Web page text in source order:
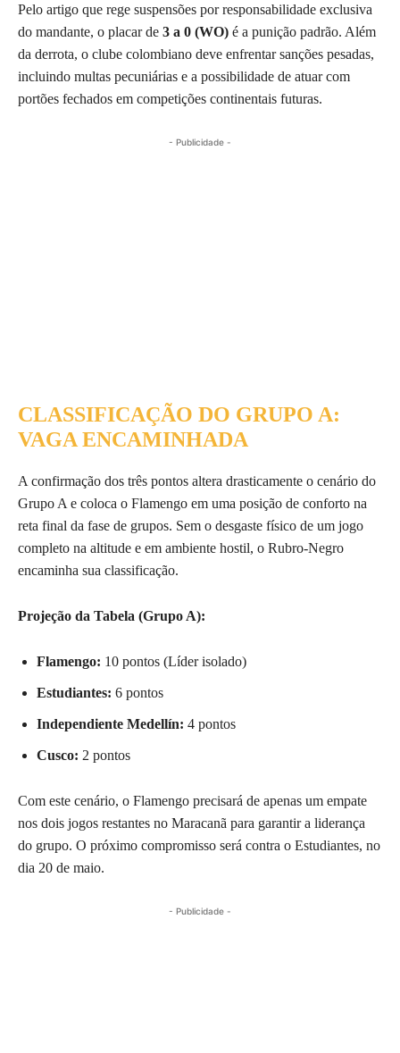
Pelo artigo que rege suspensões por responsabilidade exclusiva
do mandante, o placar de 3 a 0 (WO) é a punição padrão. Além
da derrota, o clube colombiano deve enfrentar sanções pesadas,
incluindo multas pecuniárias e a possibilidade de atuar com
portões fechados em competições continentais futuras.
- Publicidade -
CLASSIFICAÇÃO DO GRUPO A:
VAGA ENCAMINHADA
A confirmação dos três pontos altera drasticamente o cenário do
Grupo A e coloca o Flamengo em uma posição de conforto na
reta final da fase de grupos. Sem o desgaste físico de um jogo
completo na altitude e em ambiente hostil, o Rubro-Negro
encaminha sua classificação.
Projeção da Tabela (Grupo A):
Flamengo: 10 pontos (Líder isolado)
Estudiantes: 6 pontos
Independiente Medellín: 4 pontos
Cusco: 2 pontos
Com este cenário, o Flamengo precisará de apenas um empate
nos dois jogos restantes no Maracanã para garantir a liderança
do grupo. O próximo compromisso será contra o Estudiantes, no
dia 20 de maio.
- Publicidade -